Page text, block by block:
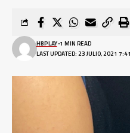
LAST UPDATED: 23 JULIO, 2021
HBPLAY 1 MIN READ